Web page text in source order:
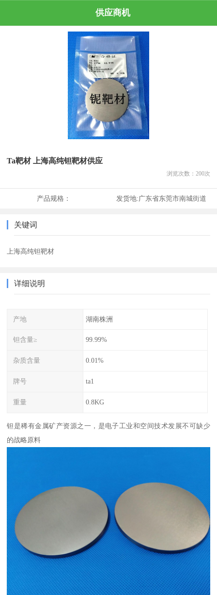
供应商机
Ta靶材 上海高纯钽靶材供应
浏览次数： 200次
产品规格： 发货地:广东省东莞市南城街道
关键词
上海高纯钽靶材
详细说明
产地 湖南株洲
钽含量≥ 99.99%
杂质含量 0.01%
牌号 ta1
重量 0.8KG
钽是稀有金属矿产资源之一，是电子工业和空间技术发展不可缺少
的战略原料